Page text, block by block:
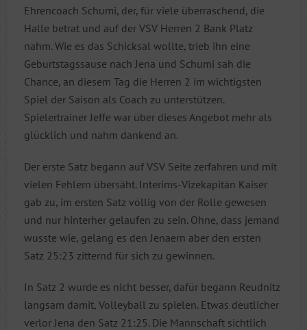
Ehrencoach Schumi, der, für viele überraschend, die
Halle betrat und auf der VSV Herren 2 Bank Platz
nahm. Wie es das Schicksal wollte, trieb ihn eine
Geburtstagssause nach Jena und Schumi sah die
Chance, an diesem Tag die Herren 2 im wichtigsten
Spiel der Saison als Coach zu unterstützen.
Spielertrainer Jeffe war über dieses Angebot mehr als
glücklich und nahm dankend an.
Der erste Satz begann auf VSV Seite zerfahren und mit
vielen Fehlern übersäht. Interims-Vizekapitän Kaiser
gab zu, im ersten Satz völlig von der Rolle gewesen
und nur hinterher gelaufen zu sein. Ohne, dass jemand
wusste wie, gelang es den Jenaern aber den ersten
Satz 25:23 zitternd für sich zu gewinnen.
In Satz 2 wurde es nicht besser, dafür begann Reudnitz
langsam damit, Volleyball zu spielen. Etwas deutlicher
verlor Jena den Satz 21:25. Die Mannschaft sichtlich